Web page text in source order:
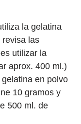
la gelatina
revisa las
utilizar la
aprox. 400 ml.)
en polvo
10 gramos y
500 ml. de